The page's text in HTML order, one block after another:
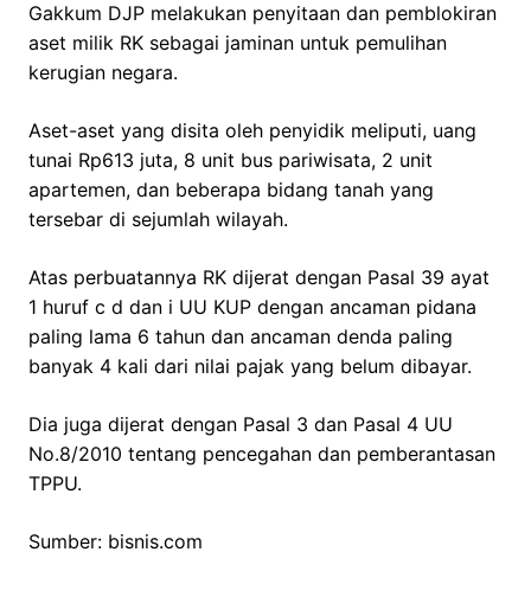
Gakkum DJP melakukan penyitaan dan pemblokiran
aset milik RK sebagai jaminan untuk pemulihan
kerugian negara.
Aset-aset yang disita oleh penyidik meliputi, uang
tunai Rp613 juta, 8 unit bus pariwisata, 2 unit
apartemen, dan beberapa bidang tanah yang
tersebar di sejumlah wilayah.
Atas perbuatannya RK dijerat dengan Pasal 39 ayat
1 huruf c d dan i UU KUP dengan ancaman pidana
paling lama 6 tahun dan ancaman denda paling
banyak 4 kali dari nilai pajak yang belum dibayar.
Dia juga dijerat dengan Pasal 3 dan Pasal 4 UU
No.8/2010 tentang pencegahan dan pemberantasan
TPPU.
Sumber: bisnis.com